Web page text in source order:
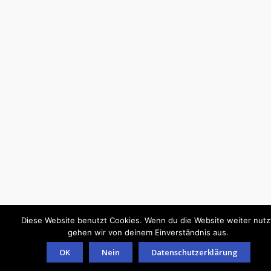
Diese Website benutzt Cookies. Wenn du die Website weiter
gehen wir von deinem Einverständnis aus.
OK Nein Datenschutzerklärung